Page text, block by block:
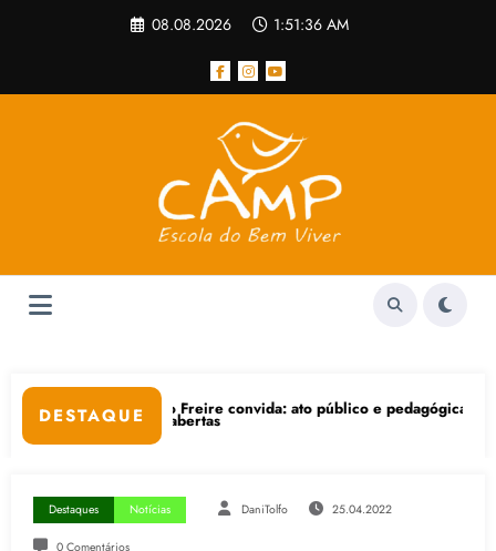
08.08.2026 1:51:37 AM
DESTAQUE
público e pedagógica na sexta-feira (24), no CPERS Sindicato
“Centenário de Frantz Fanon: por
Destaques Notícias DaniTolfo 25.04.2022
0 Comentários